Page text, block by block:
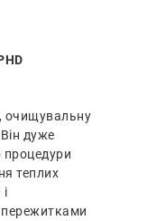
очищувальну
дуже
процедури
теплих